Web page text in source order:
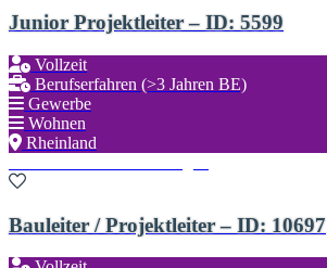
Junior Projektleiter – ID: 5599
Vollzeit
Berufserfahren (>3 Jahren BE)
Gewerbe
Wohnen
Rheinland
Bauleiter / Projektleiter – ID: 10697